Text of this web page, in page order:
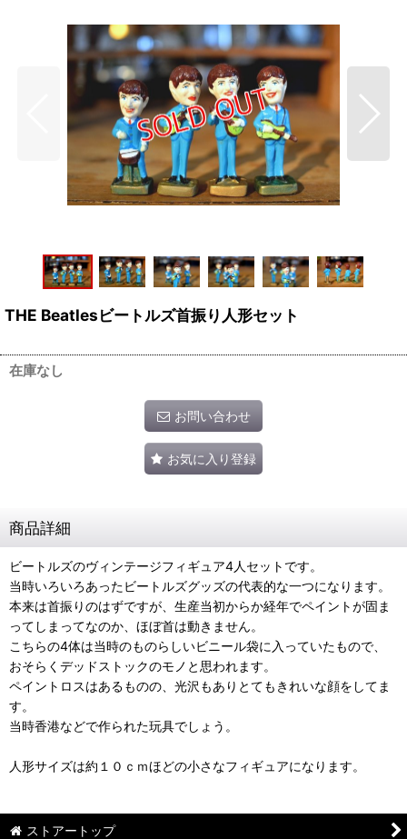
THE Beatlesビートルズ首振り人形セット
在庫なし
お問い合わせ
お気に入り登録
商品詳細
ビートルズのヴィンテージフィギュア4人セットです。
当時いろいろあったビートルズグッズの代表的な一つになります。
本来は首振りのはずですが、生産当初からか経年でペイントが固ま
ってしまってなのか、ほぼ首は動きません。
こちらの4体は当時のものらしいビニール袋に入っていたもので、
おそらくデッドストックのモノと思われます。
ペイントロスはあるものの、光沢もありとてもきれいな顔をしてま
す。
当時香港などで作られた玩具でしょう。
人形サイズは約１０ｃｍほどの小さなフィギュアになります。
ストアートップ